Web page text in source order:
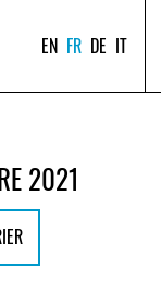
EN FR DE IT
2021